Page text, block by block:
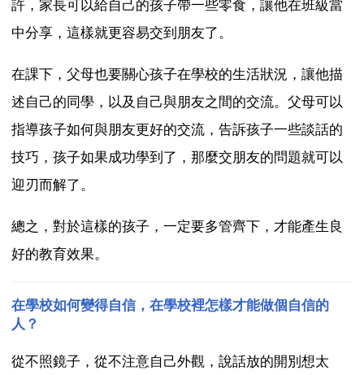
許，家長可以給自己的孩子帶一些零食，讓他在班級當
中分享，這樣就更容易交到朋友了。
在課下，父母也要關心孩子在學校的生活狀況，讓他描
述自己的同學，以及自己與朋友之間的交流。父母可以
指導孩子如何與朋友更好的交流，告訴孩子一些談話的
技巧，孩子如果成功學到了，那麼交朋友的問題就可以
迎刃而解了。
總之，對於這樣的孩子，一定要多管齊下，才能產生良
好的教育效果。
在學校如何變得自信，在學校裡怎樣才能做個自信的
人？
從不照鏡子，從不注意自己外觀，說話放的開別想太